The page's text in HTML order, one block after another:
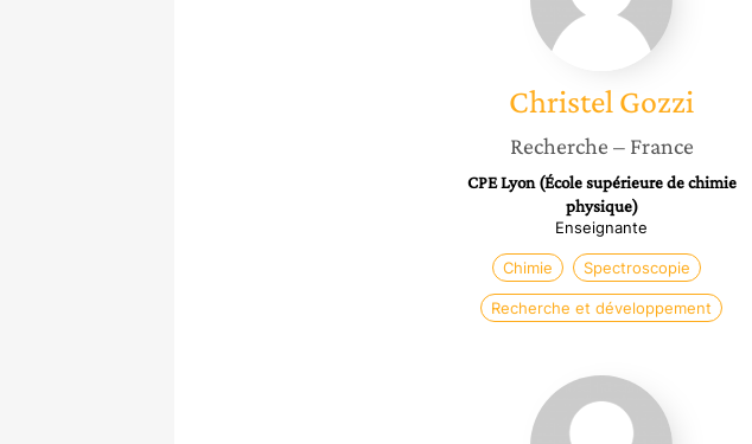
Christel Gozzi
Recherche – France
CPE Lyon (École supérieure de chimie
physique)
Enseignante
Chimie Spectroscopie
Recherche et développement
Hélène
Launay